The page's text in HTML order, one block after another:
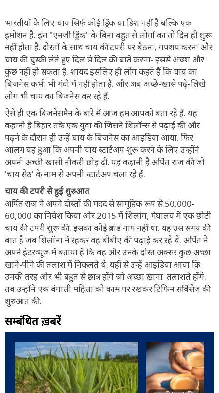
भारतीयों के लिए चाय सिर्फ कोई ड्रिंक या डिश नहीं है बल्कि एक
इमोशन है. इस "एनर्जी ड्रिंक" के बिना बहुत से लोगों का तो दिन ही शुरू
नहीं होता है. दोस्तों के साथ चाय की टपरी पर बैठना, गपशप करना और
चाय की चुस्की लेते हुए दिल से दिल की बातें करना- इससे अच्छा और
कुछ नहीं हो सकता है. शायद इसलिए ही लोग कहते हैं कि चाय का
बिजनेस कभी भी मंदी में नहीं होता है. और अब अच्छे-खासे पढ़े-लिखे
लोग भी चाय का बिजनेस कर रहे हैं.
ऐसे ही एक बिजनेसमैन के बारे में आज हम आपको बता रहे हैं. यह
कहानी है बिहार तके एक युवा की जिसने शिलॉन्स से पढ़ाई की और
पढ़ने के दौरान ही उन्हें चाय के बिजनेस का आइडिया आया. फिर
आलम यह हुआ कि अपनी चाय स्टार्टअप शुरू करने के लिए उन्होंने
अपनी अच्छी-खासी नौकरी छोड़ दी. यह कहानी है अर्पित राज की जो
'चाय सेठ' के नाम से अपनी स्टार्टअप चला रहे हैं.
चाय की टपरी से हुई शुरुआत
अर्पित राज ने अपने दोस्तों की मदद से सामूहिक रूप से 50,000-
60,000 का निवेश किया और 2015 में शिलांग, मेघालय में एक छोटी
चाय की टपरी शुरू की. इसका कोई ब्रांड नाम नहीं था. यह उस समय की
बात है जब शिलॉन्ग में रहकर वह बीबीए की पढ़ाई कर रहे थे. अर्पित ने
अपने इंटरव्यूज में बताया है कि वह और उनके दोस्त अक्सर कुछ अच्छा
खाने-पीने की तलाश में निकलते थे. यहीं से उन्हें आइडिया आया कि
उनकी तरह और भी बहुत से छात्र होंगे जो अच्छा खाना तलाशते होंगे.
तब उन्होंने एक बंगाली महिला को काम पर रखकर टिफिन सर्विसेज की
शुरुआत की.
सम्बंधित ख़बरें